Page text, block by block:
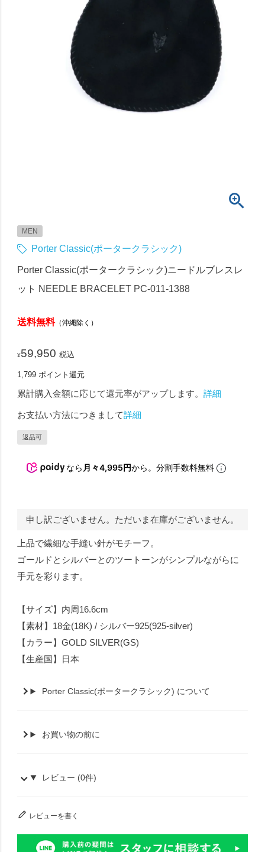
MEN
Porter Classic(ポータークラシック)
Porter Classic(ポータークラシック)ニードルブレスレ
ット NEEDLE BRACELET PC-011-1388
送料無料（沖縄除く）
¥59,950 税込
1,799 ポイント還元
累計購入金額に応じて還元率がアップします。詳細
お支払い方法につきまして詳細
返品可
なら 月々4,995円から。分割手数料無料
申し訳ございません。ただいま在庫がございません。
上品で繊細な手縫い針がモチーフ。
ゴールドとシルバーとのツートーンがシンプルながらに
手元を彩ります。
【サイズ】内周16.6cm
【素材】18金(18K) / シルバー925(925-silver)
【カラー】GOLD SILVER(GS)
【生産国】日本
Porter Classic(ポータークラシック) について
お買い物の前に
レビュー (0件)
レビューを書く